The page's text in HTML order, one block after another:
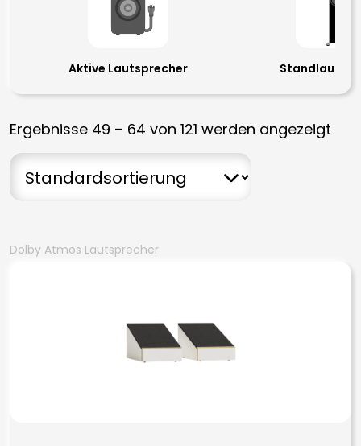
Aktive Lautsprecher
Ergebnisse 49 – 64 von 121 werden angezeigt
Dolby Atmos Lautsprecher